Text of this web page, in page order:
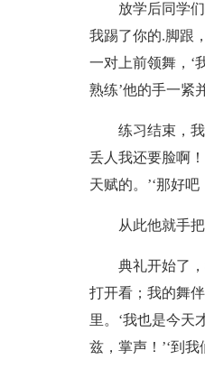
放学后同学
我踢了你的.脚跟
一对上前领舞，‘
熟练’他的手一紧
练习结束，
丢人我还要脸啊
天赋的。’‘那好吧
从此他就手
典礼开始了
打开看；我的舞
里。‘我也是今天
兹，掌声！’‘到